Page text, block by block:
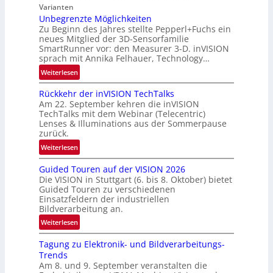
u
n
d
e
s
‘
Varianten
Unbegrenzte Möglichkeiten
Zu Beginn des Jahres stellte Pepperl+Fuchs ein
neues Mitglied der 3D-Sensorfamilie
SmartRunner vor: den Measurer 3-D. inVISION
sprach mit Annika Felhauer, Technology…
Weiterlesen:
U
n
b
e
g
r
e
z
t
e
M
ö
g
l
c
Rückkehr der inVISION TechTalks
Am 22. September kehren die inVISION
TechTalks mit dem Webinar (Telecentric)
Lenses & Illuminations aus der Sommerpause
zurück.
Weiterlesen:
R
ü
c
k
k
e
h
e
Guided Touren auf der VISION 2026
Die VISION in Stuttgart (6. bis 8. Oktober) bietet
Guided Touren zu verschiedenen
Einsatzfeldern der industriellen
Bildverarbeitung an.
Weiterlesen:
G
u
d
Tagung zu Elektronik- und Bildverarbeitungs-
Trends
Am 8. und 9. September veranstalten die